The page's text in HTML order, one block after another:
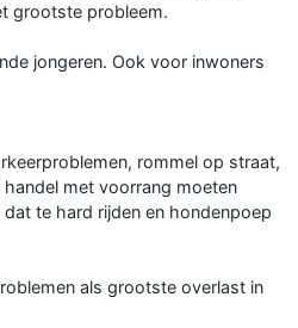
grootste probleem.
jongeren. Ook voor inwoners
rommel op straat,
met voorrang moeten
te hard rijden en hondenpoep
als grootste overlast in